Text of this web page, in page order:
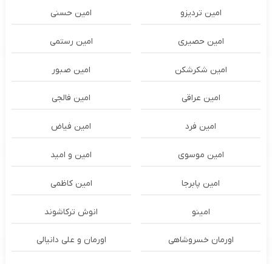
امین تردیزو امین حسنی
امین حصیری امین رستمی
امین شکرشکن امین صبور
امین عراقی امین فالجی
امین فرد امین فیاض
امین موسوی امین و امید
امین پابرجا امین کاظمی
امینو انوش ترکاشوند
اورمان خسروشاهی اورمان و علی دانیالی